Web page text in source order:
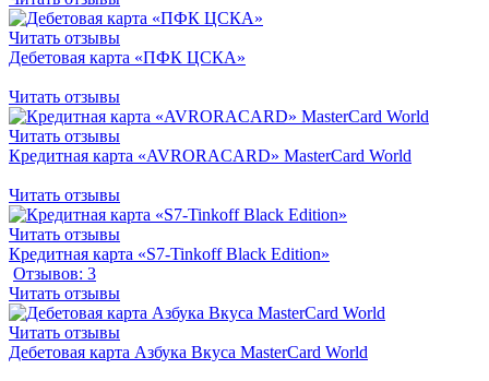
Читать отзывы
Дебетовая карта «ПФК ЦСКА»
Читать отзывы
Читать отзывы
Кредитная карта «AVRORACARD» MasterCard World
Читать отзывы
Читать отзывы
Кредитная карта «S7-Tinkoff Black Edition»
Отзывов: 3
Читать отзывы
Читать отзывы
Дебетовая карта Азбука Вкуса MasterCard World